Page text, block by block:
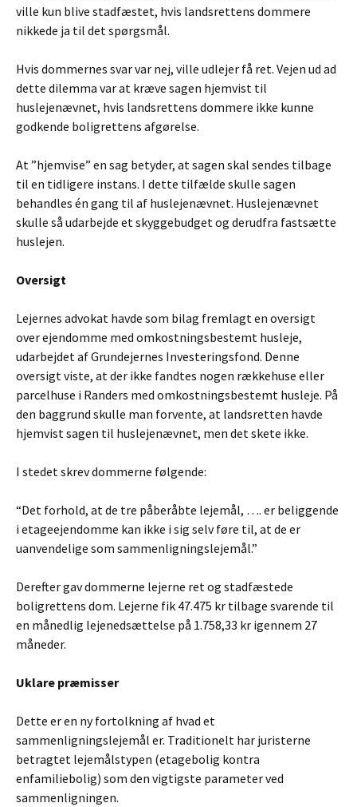
ville kun blive stadfæstet, hvis landsrettens dommere
nikkede ja til det spørgsmål.
Hvis dommernes svar var nej, ville udlejer få ret. Vejen ud ad
dette dilemma var at kræve sagen hjemvist til
huslejenævnet, hvis landsrettens dommere ikke kunne
godkende boligrettens afgørelse.
At ”hjemvise” en sag betyder, at sagen skal sendes tilbage
til en tidligere instans. I dette tilfælde skulle sagen
behandles én gang til af huslejenævnet. Huslejenævnet
skulle så udarbejde et skyggebudget og derudfra fastsætte
huslejen.
Oversigt
Lejernes advokat havde som bilag fremlagt en oversigt
over ejendomme med omkostningsbestemt husleje,
udarbejdet af Grundejernes Investeringsfond. Denne
oversigt viste, at der ikke fandtes nogen rækkehuse eller
parcelhuse i Randers med omkostningsbestemt husleje. På
den baggrund skulle man forvente, at landsretten havde
hjemvist sagen til huslejenævnet, men det skete ikke.
I stedet skrev dommerne følgende:
“Det forhold, at de tre påberåbte lejemål, …. er beliggende
i etageejendomme kan ikke i sig selv føre til, at de er
uanvendelige som sammenligningslejemål.”
Derefter gav dommerne lejerne ret og stadfæstede
boligrettens dom. Lejerne fik 47.475 kr tilbage svarende til
en månedlig lejenedsættelse på 1.758,33 kr igennem 27
måneder.
Uklare præmisser
Dette er en ny fortolkning af hvad et
sammenligningslejemål er. Traditionelt har juristerne
betragtet lejemålstypen (etagebolig kontra
enfamiliebolig) som den vigtigste parameter ved
sammenligningen.